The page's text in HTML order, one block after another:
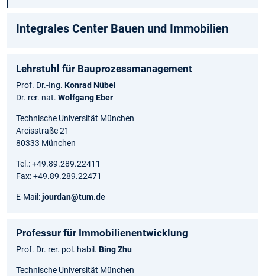
Integrales Center Bauen und Immobilien
Lehrstuhl für Bauprozessmanagement
Prof. Dr.-Ing. Konrad Nübel
Dr. rer. nat. Wolfgang Eber
Technische Universität München
Arcisstraße 21
80333 München
Tel.: +49.89.289.22411
Fax: +49.89.289.22471
E-Mail:jourdan@tum.de
Professur für Immobilienentwicklung
Prof. Dr. rer. pol. habil. Bing Zhu
Technische Universität München